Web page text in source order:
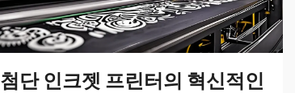
첨단 인크젯 프린터의 혁신적인